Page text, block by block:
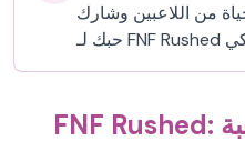
من اللاعبين وشارك
FNF Rushed: بدون تنزيل على لعبة